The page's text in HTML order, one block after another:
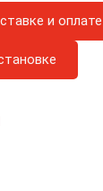
и оплате